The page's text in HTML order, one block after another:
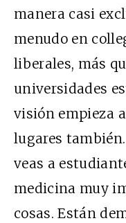
manera casi
menudo en
liberales, más
universidades
visión empieza
lugares
veas a
medicina muy
cosas. Están